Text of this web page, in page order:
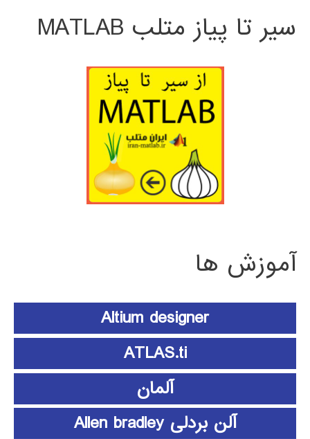
سیر تا پیاز متلب MATLAB
آموزش ها
Altium designer
ATLAS.ti
آلمان
آلن بردلی Allen bradley